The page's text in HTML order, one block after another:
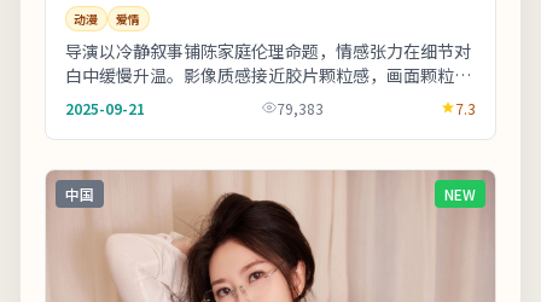
动漫 爱情
导演以冷静叙事铺陈家庭伦理命题，情感张力在细节对
白中缓慢升温。影像质感接近胶片颗粒感，画面颗粒与
雨景结合氛围出众。适合喜欢细腻叙事与现实质感的
观...
2025-09-21 79,383 7.3
中国 NEW